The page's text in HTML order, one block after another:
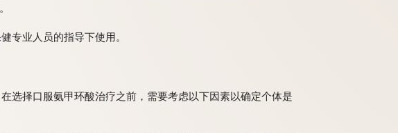
专业人员的指导下使用。
选择口服氨甲环酸治疗之前，需要考虑以下因素以确定个体是